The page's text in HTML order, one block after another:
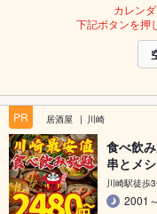
カレン
下記ボタンを押
PR 居酒屋 川崎
食べ飲
串とメ
川崎駅徒歩
2001